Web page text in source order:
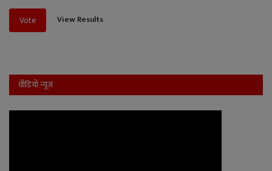
Vote View Results
वीडियो न्यूज